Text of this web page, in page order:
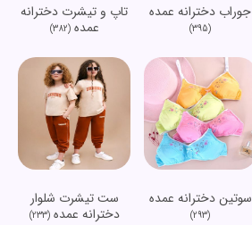
جوراب دخترانه عمده
(395)
تاپ و تیشرت دخترانه
عمده(382)
سوتین دخترانه عمده
(293)
ست تیشرت شلوار
دخترانه عمده(233)